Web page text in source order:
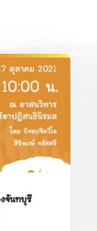
จันทบุรี